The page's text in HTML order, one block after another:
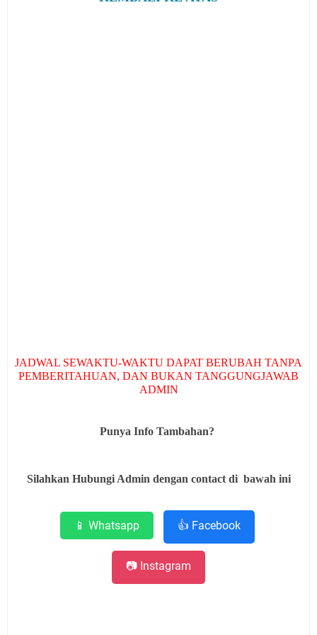
JADWAL SEWAKTU-WAKTU DAPAT BERUBAH TANPA
PEMBERITAHUAN, DAN BUKAN TANGGUNGJAWAB
ADMIN
Punya Info Tambahan?
Silahkan Hubungi Admin dengan contact di bawah ini
📱 Whatsapp 👍 Facebook
📷 Instagram